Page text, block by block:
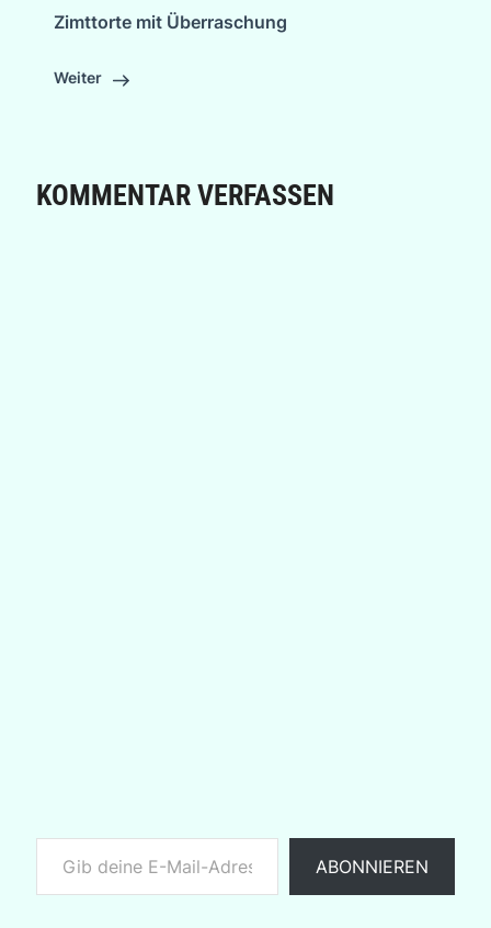
Zimttorte mit Überraschung
Weiter
KOMMENTAR VERFASSEN
Gib deine E-Mail-Adresse ein ...
ABONNIEREN